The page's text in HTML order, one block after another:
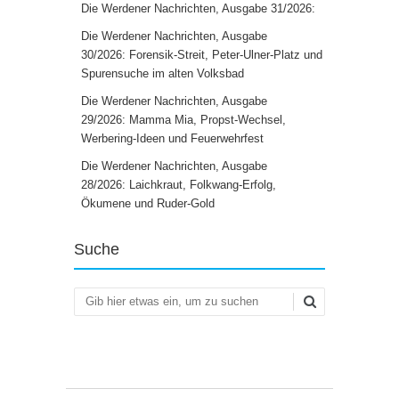
Die Werdener Nachrichten, Ausgabe 31/2026:
Die Werdener Nachrichten, Ausgabe
30/2026: Forensik-Streit, Peter-Ulner-Platz und
Spurensuche im alten Volksbad
Die Werdener Nachrichten, Ausgabe
29/2026: Mamma Mia, Propst-Wechsel,
Werbering-Ideen und Feuerwehrfest
Die Werdener Nachrichten, Ausgabe
28/2026: Laichkraut, Folkwang-Erfolg,
Ökumene und Ruder-Gold
Suche
Suchen